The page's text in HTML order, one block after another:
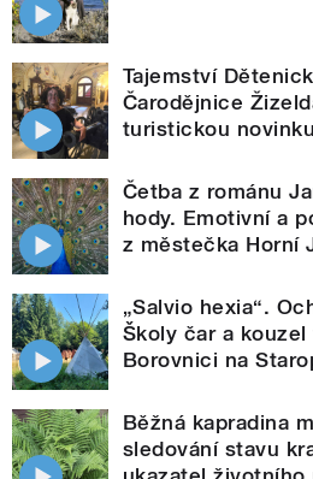
Tajemství
Čarodějnice
turistickou
Četba z románu
hody. Emotivní a
z městečka Horní
„Salvio hexia“.
Školy čar a
Borovnici na
Běžná kapradina
sledování stavu